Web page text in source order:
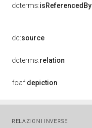
dcterms:isReferencedBy
dc:source
dcterms:relation
foaf:depiction
RELAZIONI INVERSE